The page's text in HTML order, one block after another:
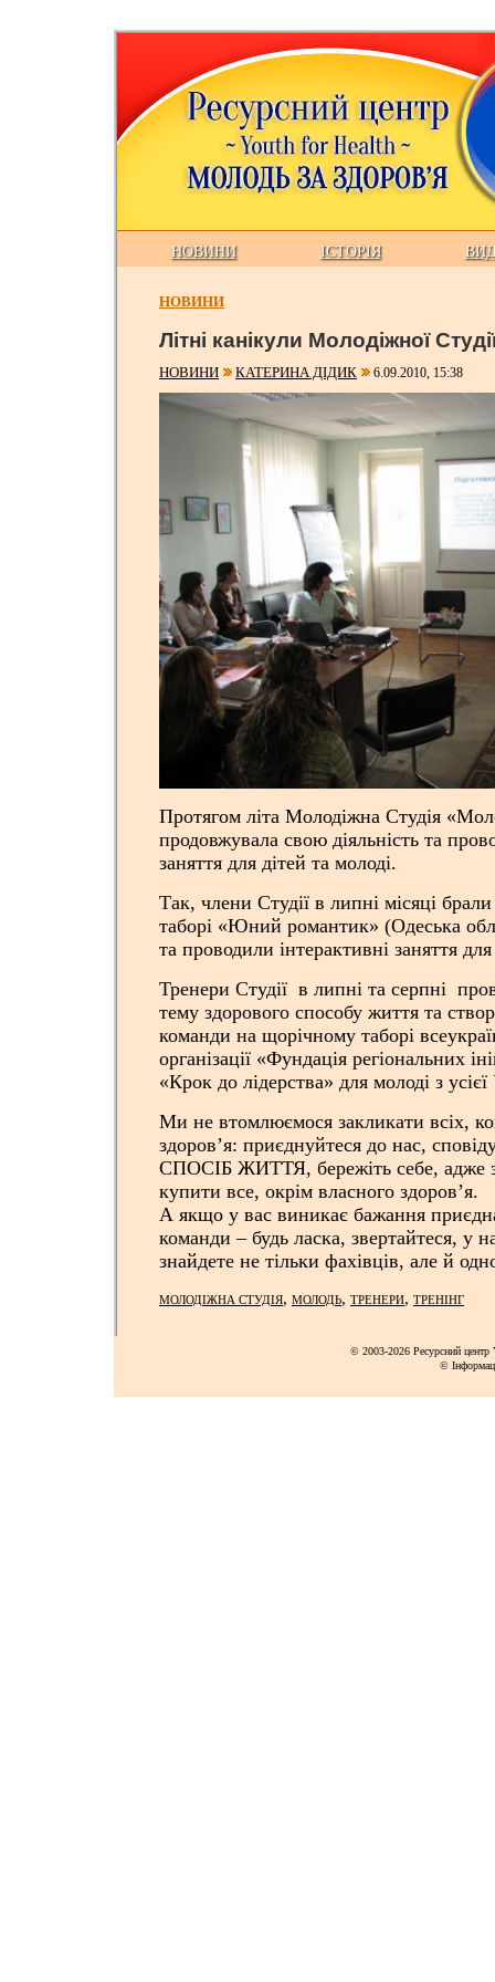
НОВИНИ ІСТОРІЯ
НОВИНИ
Літні канікули Молодіжної
НОВИНИ КАТЕРИНА ДІДИК 6.09.2010, 15:38
Протягом літа Молодіжна Студія
продовжувала свою діяльність та
заняття для дітей та молоді.
Так, члени Студії в липні місяці
таборі «Юний романтик» (Одеська
та проводили інтерактивні заняття
Тренери Студії в липні та серпні
тему здорового способу життя та
команди на щорічному таборі
організації «Фундація регіональних
«Крок до лідерства» для молоді з
Ми не втомлюємося закликати всіх,
здоров’я: приєднуйтеся до нас,
СПОСІБ ЖИТТЯ, бережіть себе, адже
купити все, окрім власного здоров’я.
А якщо у вас виникає бажання
команди – будь ласка, звертайтеся, у
знайдете не тільки фахівців, але й
МОЛОДІЖНА СТУДІЯ, МОЛОДЬ, ТРЕНЕРИ, ТРЕНІНГ
© 2003-2026 Ресурсний
©